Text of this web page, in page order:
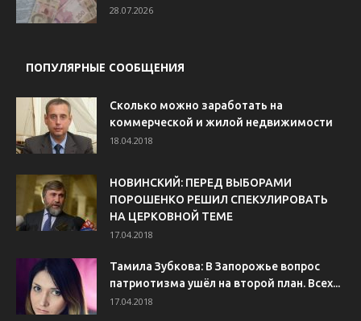
28.07.2026
ПОПУЛЯРНЫЕ СООБЩЕНИЯ
Сколько можно заработать на
коммерческой и жилой недвижимости
18.04.2018
НОВИНСКИЙ: ПЕРЕД ВЫБОРАМИ
ПОРОШЕНКО РЕШИЛ СПЕКУЛИРОВАТЬ
НА ЦЕРКОВНОЙ ТЕМЕ
17.04.2018
Тамила Зубкова: В Запорожье вопрос
патриотизма ушёл на второй план. Всех...
17.04.2018